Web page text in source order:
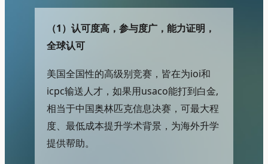
（1） 认可度高，参与度广，能力证明，
全球认可
美国全国性的高级别竞赛，皆在为ioi和
icpc输送人才，如果用usaco能打到白金,
相当于中国奥林匹克信息决赛，可最大程
度、最低成本提升学术背景，为海外升学
提供帮助。